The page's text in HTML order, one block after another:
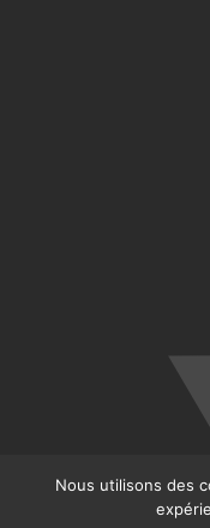
Nous utilisons des